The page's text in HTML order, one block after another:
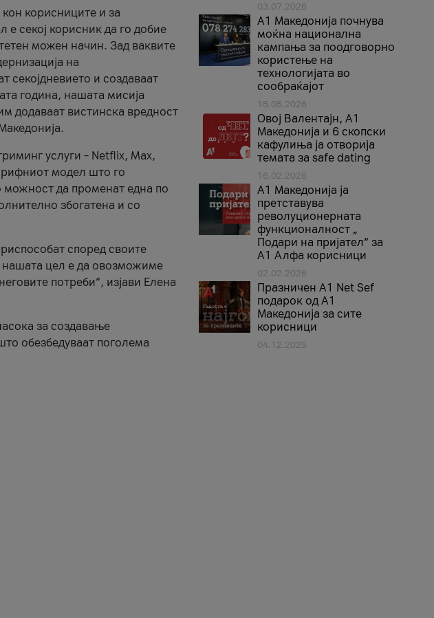
корисниците и за
е секој корисник да го добие
можен начин. Зад ваквите
на
секојдневието и создаваат
година, нашата мисија
додаваат вистинска вредност
услуги – Netflix, Max,
модел што го
можност да променат една по
збогатена и со
според своите
нашата цел е да овозможиме
потреби“, изјави Елена
за создавање
обезбедуваат поголема
03.07.2026
A1 Македонија почнува
моќна национална
кампања за поодговорно
користење на
технологијата во
сообраќајот
18.05.2026
Овој Валентајн, A1
Македонија и 6 скопски
кафулиња ја отворија
темата за safe dating
16.02.2026
А1 Македонија ја
претставува
револуционерната
функционалност „
Подари на пријател“ за
А1 Алфа корисници
02.02.2026
Празничен A1 Net Sеf
подарок од А1
Македонија за сите
корисници
04.12.2025